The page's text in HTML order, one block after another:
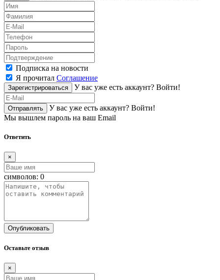
Подписка на новости
Я прочитал Соглашение
Зарегистрироваться У вас уже есть аккаунт? Войти!
Отправлять У вас уже есть аккаунт? Войти!
Мы вышлем пароль на ваш Email
Ответить
×
символов: 0
Опубликовать
Оставьте отзыв
×